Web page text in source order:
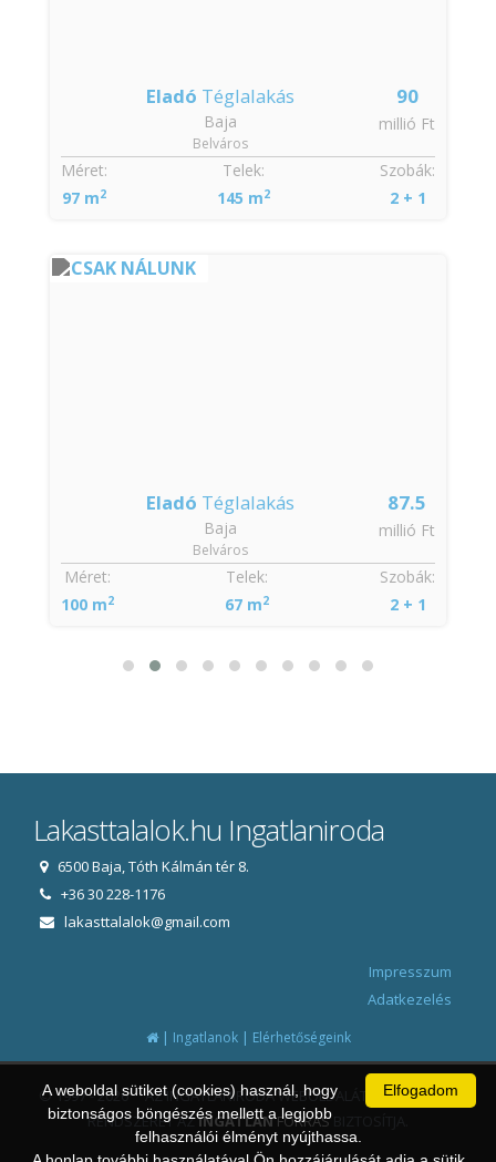
90
millió Ft
Eladó Téglalakás
Baja
Belváros
Szobák:
2 + 1
Méret:
97 m2
Telek:
145 m2
CSAK NÁLUNK
87.5
millió Ft
Eladó Téglalakás
Baja
Belváros
Szobák:
2 + 1
Méret:
100 m2
Telek:
67 m2
Lakasttalalok.hu Ingatlaniroda
6500 Baja, Tóth Kálmán tér 8.
+36 30 228-1176
lakasttalalok@gmail.com
Impresszum
Adatkezelés
| Ingatlanok| Elérhetőségeink
© 1997 - 2026 AZ INGATLANIRODA WEBOLDALÁT ÉS ÜGYVITELI
RENDSZERÉT AZINGATLANFORRÁSBIZTOSÍTJA.
Elfogadom
A weboldal sütiket (cookies) használ, hogy
biztonságos böngészés mellett a legjobb
felhasználói élményt nyújthassa.